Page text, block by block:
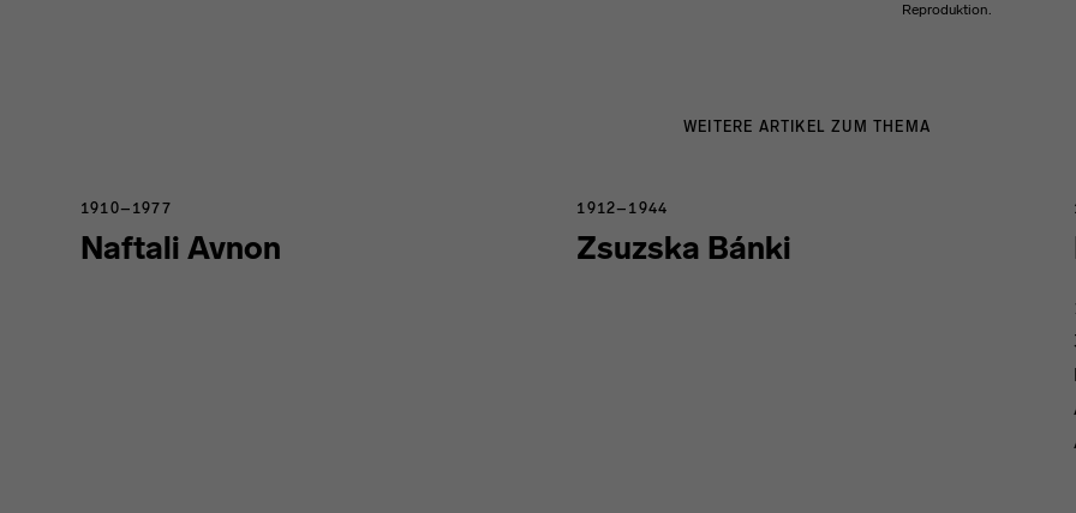
Reproduktion.
WEITERE ARTIKEL ZUM THEMA
Naftali Avnon
1910–1977
Zsuzska Bánki
1912–1944